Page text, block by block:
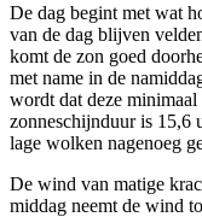
De dag begint met wat
van de dag blijven
komt de zon goed
met name in de
wordt dat deze
zonneschijnduur is 15,6
lage wolken nagenoeg
De wind van matige
middag neemt de wind